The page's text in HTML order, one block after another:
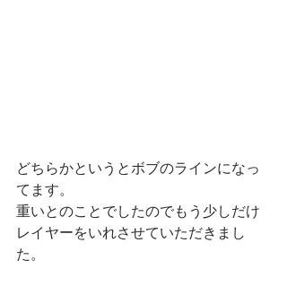
どちらかというとボブのラインになっ
てます。
重いとのことでしたのでもう少しだけ
レイヤーをいれさせていただきまし
た。